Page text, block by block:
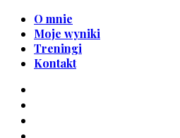
O mnie
Moje wyniki
Treningi
Kontakt